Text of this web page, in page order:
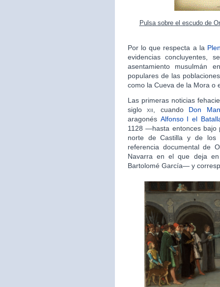
Pulsa sobre el escudo de
Por lo que respecta a la
evidencias concluyentes,
asentamiento musulmán
populares de las
como la Cueva de la Mora o
Las primeras noticias
sigloxii , cuando Don
aragonés Alfonso I el
1128 —hasta entonces
norte de Castilla y de los
referencia documental de
Navarra en el que deja
Bartolomé García— y